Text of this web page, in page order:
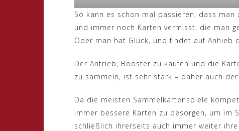
So kann es schon mal passieren, dass
und immer noch Karten vermisst, die man
Oder man hat Glück, und findet auf Anhieb
Der Antrieb, Booster zu kaufen und die
zu sammeln, ist sehr stark – daher auch
Da die meisten Sammelkartenspiele
immer bessere Karten zu besorgen, um im
schließlich ihrerseits auch immer weiter